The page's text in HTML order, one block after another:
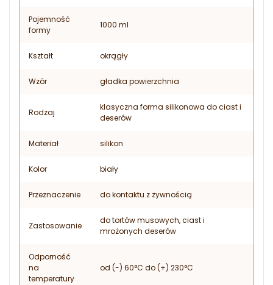
Pojemność
formy
1000 ml
Kształt okrągły
Wzór gładka powierzchnia
Rodzaj
klasyczna forma silikonowa do ciast i
deserów
Materiał silikon
Kolor biały
Przeznaczenie do kontaktu z żywnością
Zastosowanie
do tortów musowych, ciast i
mrożonych deserów
Odporność
na
temperatury
od (-) 60°C do (+) 230°C